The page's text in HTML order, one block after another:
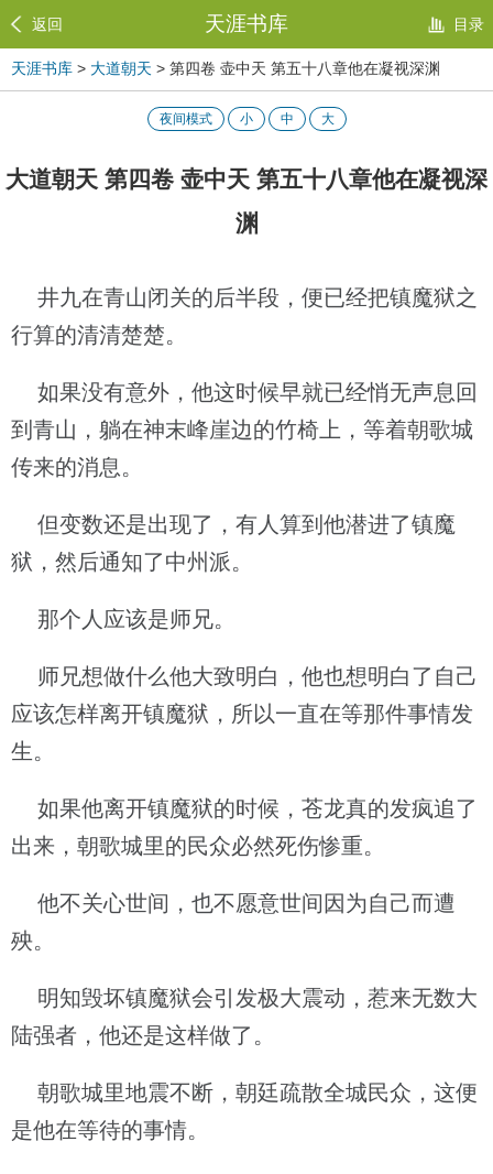
返回 天涯书库 目录
天涯书库 > 大道朝天 > 第四卷 壶中天 第五十八章他在凝视深渊
夜间模式 小 中 大
大道朝天 第四卷 壶中天 第五十八章他在凝视深
渊
井九在青山闭关的后半段，便已经把镇魔狱之
行算的清清楚楚。
如果没有意外，他这时候早就已经悄无声息回
到青山，躺在神末峰崖边的竹椅上，等着朝歌城
传来的消息。
但变数还是出现了，有人算到他潜进了镇魔
狱，然后通知了中州派。
那个人应该是师兄。
师兄想做什么他大致明白，他也想明白了自己
应该怎样离开镇魔狱，所以一直在等那件事情发
生。
如果他离开镇魔狱的时候，苍龙真的发疯追了
出来，朝歌城里的民众必然死伤惨重。
他不关心世间，也不愿意世间因为自己而遭
殃。
明知毁坏镇魔狱会引发极大震动，惹来无数大
陆强者，他还是这样做了。
朝歌城里地震不断，朝廷疏散全城民众，这便
是他在等待的事情。